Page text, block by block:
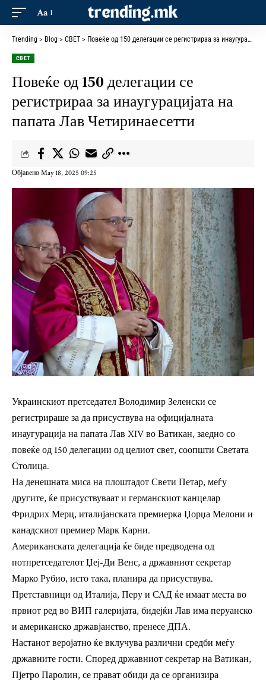
Aa
Trending > Blog > СВЕТ > Повеќе од 150 делегации се регистрираа за инаугурацијата на папата Лав Четиринаесетти
СВЕТ
Повеќе од 150 делегации се
регистрираа за инаугурацијата на
папата Лав Четиринаесетти
Објавено May 18, 2025 09:25
Украинскиот претседател Володимир Зеленски се
регистрираше за да присуствува на официјалната
инаугурација на папата Лав XIV во Ватикан, заедно со
повеќе од 150 делегации од целиот свет, соопшти Светата
Столица.
На денешната миса на плоштадот Свети Петар, меѓу
другите, ќе присуствуваат и германскиот канцелар
Фридрих Мерц, италијанската премиерка Џорџа Мелони и
канадскиот премиер Марк Карни.
Американската делегација ќе биде предводена од
потпретседателот Џеј-Ди Венс, а државниот секретар
Марко Рубио, исто така, планира да присуствува.
Претставници од Италија, Перу и САД ќе имаат места во
првиот ред во ВИП галеријата, бидејќи Лав има перуанско
и американско државјанство, пренесе ДПА.
Настанот веројатно ќе вклучува различни средби меѓу
државните гости. Според државниот секретар на Ватикан,
Пјетро Паролин, се прават обиди да се организира